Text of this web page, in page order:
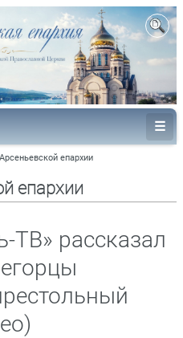
епархии
епархии
ТВ» рассказал